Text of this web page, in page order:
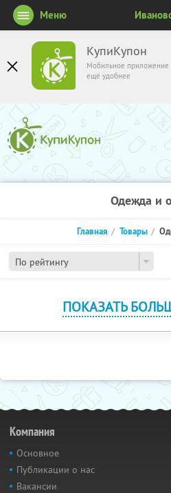
КупиКупон
Мобильное приложение
ещё удобнее
Меню
Одежда и
По рейтингу
Главная Товары
ПОКАЗАТЬ
Компания
Основное
Публикации о нас
Вакансии